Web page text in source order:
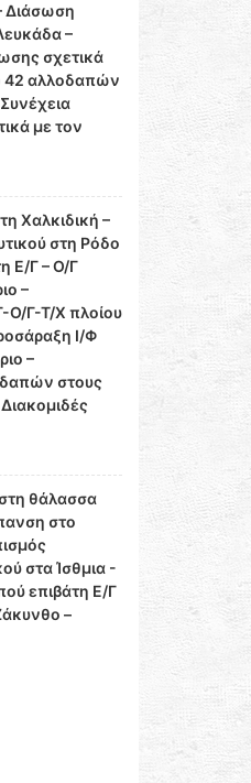
Διάσωση
–
σχετικά
42 αλλοδαπών
με τον
Χαλκιδική –
στη Ρόδο
Ε/Γ – Ο/Γ
–
Ο/Γ-Τ/Χ πλοίου
Ι/Φ
–
στους
θάλασσα
στο
στα Ίσθμια -
επιβάτη Ε/Γ
–